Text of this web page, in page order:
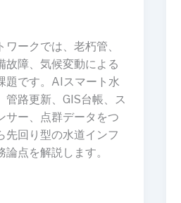
ークでは、老朽管、
故障、気候変動による
題です。AIスマート水
管路更新、GIS台帳、ス
サー、点群データをつ
先回り型の水道インフ
点を解説します。